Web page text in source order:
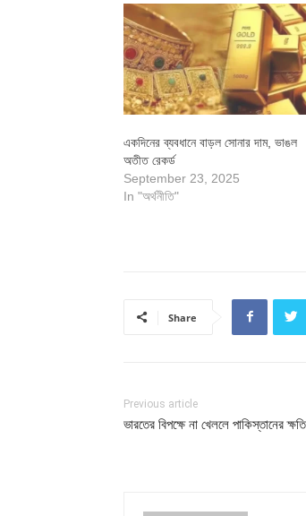
একদিনের ব্যবধানে বাড়ল সোনার দাম, ভাঙল
অতীত রেকর্ড
September 23, 2025
In "অর্থনীতি"
Share
Previous article
ভারতের বিপক্ষে না খেললে পাকিস্তানের